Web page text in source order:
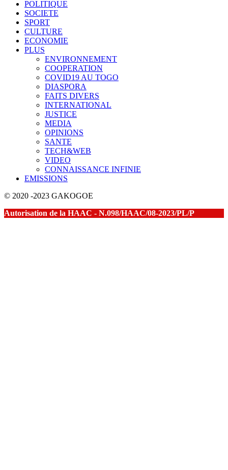
POLITIQUE
SOCIETE
SPORT
CULTURE
ECONOMIE
PLUS
ENVIRONNEMENT
COOPERATION
COVID19 AU TOGO
DIASPORA
FAITS DIVERS
INTERNATIONAL
JUSTICE
MEDIA
OPINIONS
SANTE
TECH&WEB
VIDEO
CONNAISSANCE INFINIE
EMISSIONS
© 2020 -2023 GAKOGOE
Autorisation de la HAAC - N.098/HAAC/08-2023/PL/P